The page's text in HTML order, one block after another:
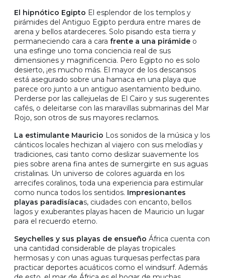
El hipnótico Egipto El esplendor de los templos y
pirámides del Antiguo Egipto perdura entre mares de
arena y bellos atardeceres. Solo pisando esta tierra y
permaneciendo cara a cara frente a una pirámide o
una esfinge uno toma conciencia real de sus
dimensiones y magnificencia. Pero Egipto no es solo
desierto, ¡es mucho más. El mayor de los descansos
está asegurado sobre una hamaca en una playa que
parece oro junto a un antiguo asentamiento beduino.
Perderse por las callejuelas de El Cairo y sus sugerentes
cafés, o deleitarse con las maravillas submarinas del Mar
Rojo, son otros de sus mayores reclamos.
La estimulante Mauricio Los sonidos de la música y los
cánticos locales hechizan al viajero con sus melodías y
tradiciones, casi tanto como deslizar suavemente los
pies sobre arena fina antes de sumergirte en sus aguas
cristalinas. Un universo de colores aguarda en los
arrecifes coralinos, toda una experiencia para estimular
como nunca todos los sentidos. Impresionantes
playas paradisíacas, ciudades con encanto, bellos
lagos y exuberantes playas hacen de Mauricio un lugar
para el recuerdo eterno.
Seychelles y sus playas de ensueño África cuenta con
una cantidad considerable de playas tropicales
hermosas y con unas aguas turquesas perfectas para
practicar deportes acuáticos como el windsurf. Además